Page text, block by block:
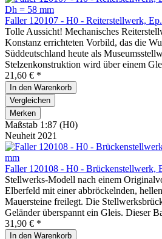
Faller 120107 - H0 - Reiterstellwerk,
Tolle Aussicht! Mechanisches
Konstanz errichteten Vorbild, das die
Süddeutschland heute als
Stelzenkonstruktion wird über einem
21,60 € *
In den Warenkorb
Vergleichen
Merken
Maßstab 1:87 (H0)
Neuheit 2021
Faller 120108 - H0 - Brückenstellwerk,
Stellwerks-Modell nach einem
Elberfeld mit einer abbröckelnden,
Mauersteine freilegt. Die
Geländer überspannt ein Gleis. Dieser
31,90 € *
In den Warenkorb